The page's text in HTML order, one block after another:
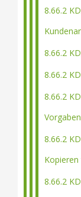
8.66.2
8.66.2
8.66.2
8.66.2
Vorgaben
8.66.2
8.66.2